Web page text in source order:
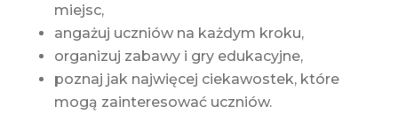
miejsc,
angażuj uczniów na każdym kroku,
organizuj zabawy i gry edukacyjne,
poznaj jak najwięcej ciekawostek, które
mogą zainteresować uczniów.